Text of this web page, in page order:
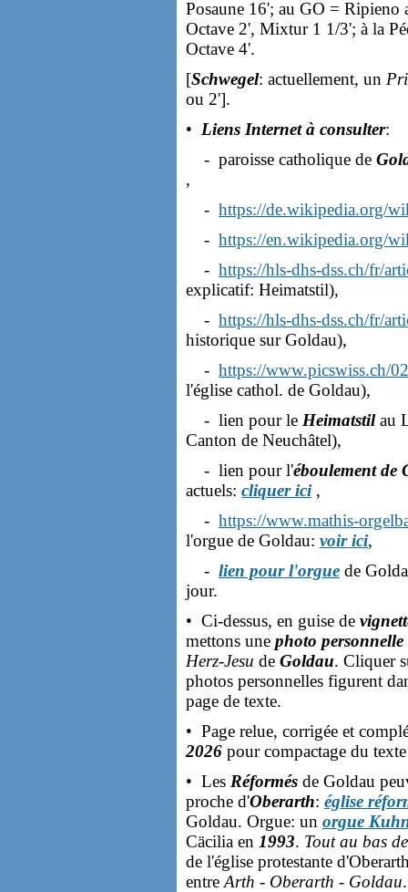
Posaune 16'; au GO =
Octave 2', Mixtur 1 1/3'; à la
Octave 4'.
[Schwegel: actuellement, un
ou 2'].
• Liens Internet à consulter:
- paroisse catholique de
,
- https://de.wikipedia.org/
- https://en.wikipedia.org/
- https://hls-dhs-dss.ch/fr/
explicatif: Heimatstil),
- https://hls-dhs-dss.ch/fr/
historique sur Goldau),
- https://www.picswiss.ch/
l'église cathol. de Goldau),
- lien pour le Heimatstilau
Canton de Neuchâtel),
- lien pour l'éboulement de
actuels: cliquer ici,
- https://www.mathis-
l'orgue de Goldau: voir ici,
- lien pour l'orgue de
jour.
• Ci-dessus, en guise de
mettons une photo personnelle
Herz-Jesu de Goldau. Cliquer
photos personnelles figurent
page de texte.
• Page relue, corrigée et
2026 pour compactage du
• Les Réformés de Goldau
proche d'Oberarth: église
Goldau. Orgue: un orgue
Cäcilia en 1993. Tout au bas
de l'église protestante
entre Arth - Oberarth - Goldau.